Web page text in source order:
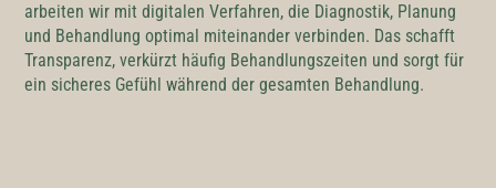
arbeiten wir mit digitalen Verfahren, die Diagnostik, Planung
und Behandlung optimal miteinander verbinden. Das schafft
Transparenz, verkürzt häufig Behandlungszeiten und sorgt für
ein sicheres Gefühl während der gesamten Behandlung.